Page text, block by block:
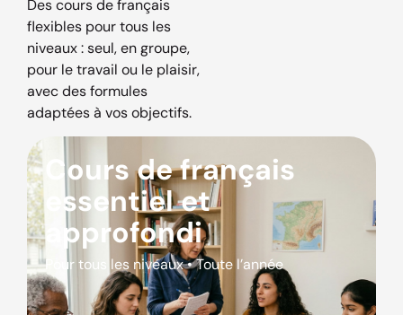
Des cours de français
flexibles pour tous les
niveaux : seul, en groupe,
pour le travail ou le plaisir,
avec des formules
adaptées à vos objectifs.
Cours de français
essentiel et
approfondi
Pour tous les niveaux • Toute l’année